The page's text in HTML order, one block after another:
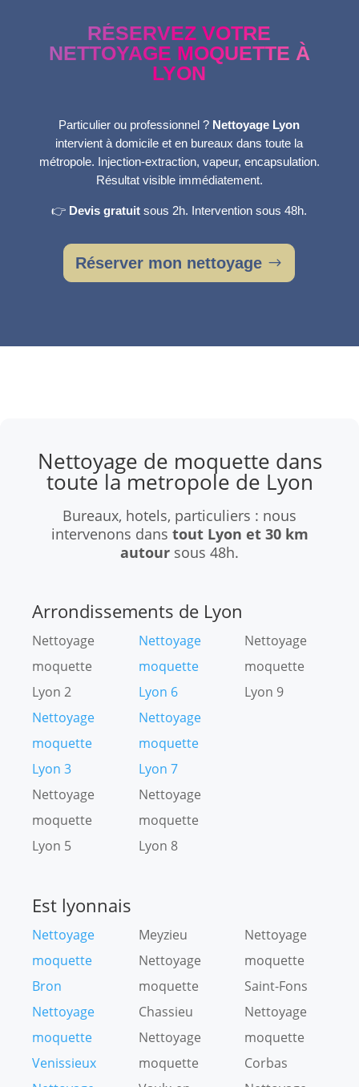
RÉSERVEZ VOTRE
NETTOYAGE MOQUETTE À
LYON
Particulier ou professionnel ? Nettoyage Lyon
intervient à domicile et en bureaux dans toute la
métropole. Injection-extraction, vapeur, encapsulation.
Résultat visible immédiatement.
👉 Devis gratuit sous 2h. Intervention sous 48h.
Réserver mon nettoyage
Nettoyage de moquette dans
toute la metropole de Lyon
Bureaux, hotels, particuliers : nous
intervenons dans tout Lyon et 30 km
autour sous 48h.
Arrondissements de Lyon
Nettoyage
moquette
Lyon 2
Nettoyage
moquette
Lyon 3
Nettoyage
moquette
Lyon 5
Nettoyage
moquette
Lyon 6
Nettoyage
moquette
Lyon 7
Nettoyage
moquette
Lyon 8
Nettoyage
moquette
Lyon 9
Est lyonnais
Nettoyage
moquette
Bron
Nettoyage
moquette
Venissieux
Meyzieu
Nettoyage
moquette
Chassieu
Nettoyage
moquette
Nettoyage
moquette
Saint-Fons
Nettoyage
moquette
Corbas